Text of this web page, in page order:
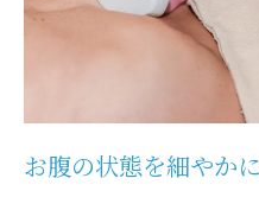
お腹の状態を細やか